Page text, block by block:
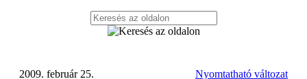
Nyomtatható változat
2009. február 25.